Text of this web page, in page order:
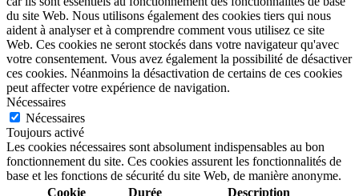
du site Web. Nous utilisons également des cookies tiers qui nous
aident à analyser et à comprendre comment vous utilisez ce site
Web. Ces cookies ne seront stockés dans votre navigateur qu'avec
votre consentement. Vous avez également la possibilité de désactiver
ces cookies. Néanmoins la désactivation de certains de ces cookies
peut affecter votre expérience de navigation.
Nécessaires
Nécessaires
Toujours activé
Les cookies nécessaires sont absolument indispensables au bon
fonctionnement du site. Ces cookies assurent les fonctionnalités de
base et les fonctions de sécurité du site Web, de manière anonyme.
Cookie
Durée Description